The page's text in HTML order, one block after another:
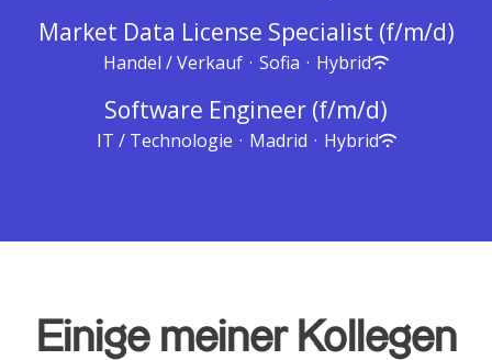
Market Data License Specialist (f/m/d)
Handel / Verkauf · Sofia · Hybrid
Software Engineer (f/m/d)
IT / Technologie · Madrid · Hybrid
Einige meiner Kollegen